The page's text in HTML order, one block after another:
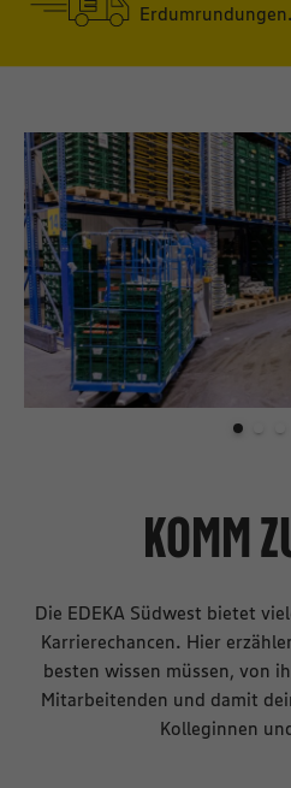
Erdumrundungen.
KOMM
Die EDEKA Südwest bietet
Karrierechancen. Hier
besten wissen müssen, von
Mitarbeitenden und damit
Kolleginnen